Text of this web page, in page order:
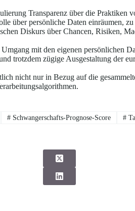
Transparenz über die Praktiken
über persönliche Daten einräumen, zu
Diskurs über Chancen, Risiken,
mit den eigenen persönlichen
trotzdem zügige Ausgestaltung der
nicht nur in Bezug auf die
# Schwangerschafts-Prognose-Score #